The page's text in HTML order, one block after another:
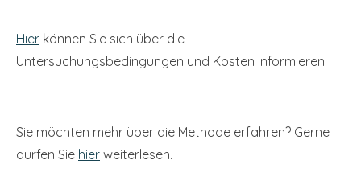
Hier können Sie sich über die
Untersuchungsbedingungen und Kosten informieren.
Sie möchten mehr über die Methode erfahren? Gerne
dürfen Sie hier weiterlesen.